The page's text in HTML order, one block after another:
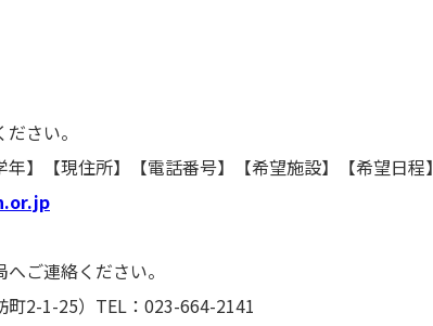
さい。
【現住所】【電話番号】【希望施設】【希望日程】
ご連絡ください。
2-1-25）TEL：023-664-2141